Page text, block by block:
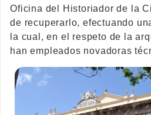
Oficina del Historiador de la
de recuperarlo, efectuando
la cual, en el respeto de la
han empleados novadoras